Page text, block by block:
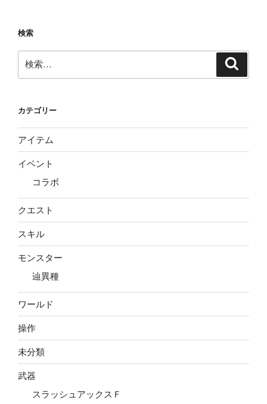
検索
索:
カテゴリー
アイテム
イベント
コラボ
クエスト
スキル
モンスター
辿異種
ワールド
操作
未分類
武器
スラッシュアックスＦ